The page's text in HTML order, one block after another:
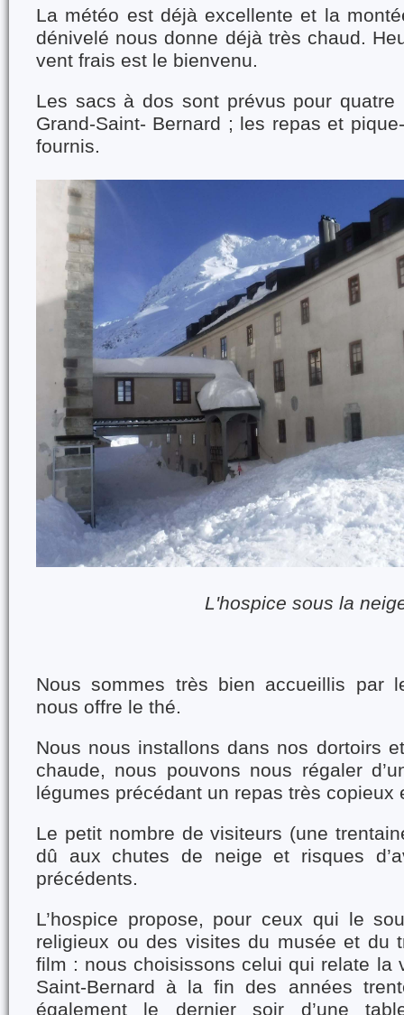
La météo est déjà excellente et la
dénivelé nous donne déjà très chaud.
vent frais est le bienvenu.
Les sacs à dos sont prévus pour quatre
Grand-Saint- Bernard ; les repas et
fournis.
L'hospice sous la
Nous sommes très bien accueillis par
nous offre le thé.
Nous nous installons dans nos dortoirs
chaude, nous pouvons nous régaler
légumes précédant un repas très copieux
Le petit nombre de visiteurs (une
dû aux chutes de neige et risques
précédents.
L’hospice propose, pour ceux qui le
religieux ou des visites du musée et du
film : nous choisissons celui qui relate la
Saint-Bernard à la fin des années
également le dernier soir d’une